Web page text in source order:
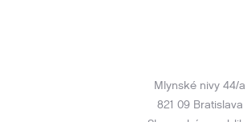
Mlynské nivy 44/a
821 09 Bratislava